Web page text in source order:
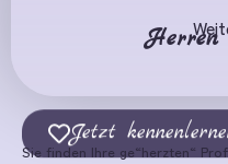
Herren
Jetzt
Sie finden Ihre ge“herzten“